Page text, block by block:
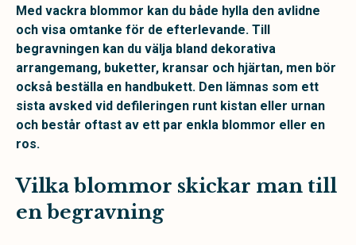
Med vackra blommor kan du både hylla den avlidne
och visa omtanke för de efterlevande. Till
begravningen kan du välja bland dekorativa
arrangemang, buketter, kransar och hjärtan, men bör
också beställa en handbukett. Den lämnas som ett
sista avsked vid defileringen runt kistan eller urnan
och består oftast av ett par enkla blommor eller en
ros.
Vilka blommor skickar man till
en begravning